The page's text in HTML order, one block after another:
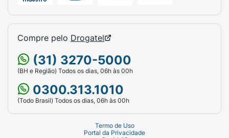
Compre pelo Drogatel
(31) 3270-5000
(BH e Região) Todos os dias, 06h às 00h
0300.313.1010
(Todo Brasil) Todos os dias, 06h às 00h
Termo de Uso
Portal da Privacidade